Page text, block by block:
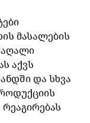
მასალების
აქვს
და სხვა